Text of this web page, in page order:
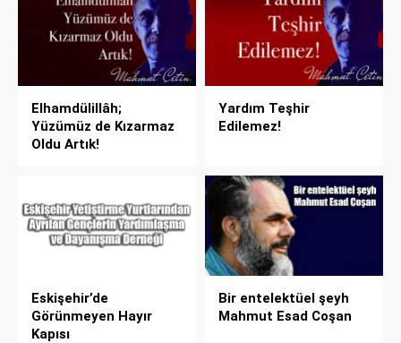
Elhamdülillâh;
Yüzümüz de Kızarmaz
Oldu Artık!
Yardım Teşhir
Edilemez!
Eskişehir’de
Görünmeyen Hayır
Kapısı
Bir entelektüel şeyh
Mahmut Esad Coşan